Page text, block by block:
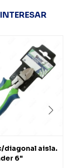
diagonal aisla.
6"